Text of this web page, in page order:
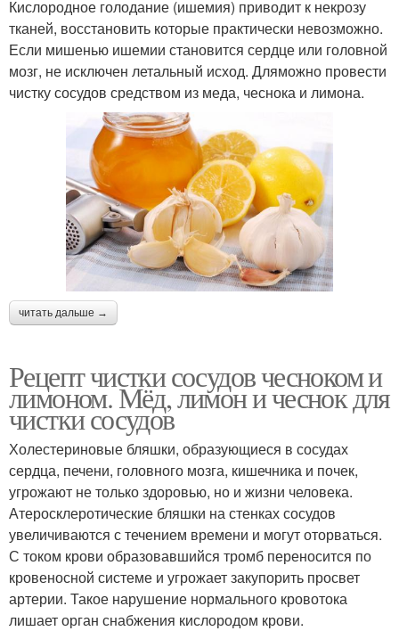
Кислородное голодание (ишемия) приводит к некрозу
тканей, восстановить которые практически невозможно.
Если мишенью ишемии становится сердце или головной
мозг, не исключен летальный исход. Дляможно провести
чистку сосудов средством из меда, чеснока и лимона.
читать дальше →
Рецепт чистки сосудов чесноком и
лимоном. Мёд, лимон и чеснок для
чистки сосудов
Холестериновые бляшки, образующиеся в сосудах
сердца, печени, головного мозга, кишечника и почек,
угрожают не только здоровью, но и жизни человека.
Атеросклеротические бляшки на стенках сосудов
увеличиваются с течением времени и могут оторваться.
С током крови образовавшийся тромб переносится по
кровеносной системе и угрожает закупорить просвет
артерии. Такое нарушение нормального кровотока
лишает орган снабжения кислородом крови.